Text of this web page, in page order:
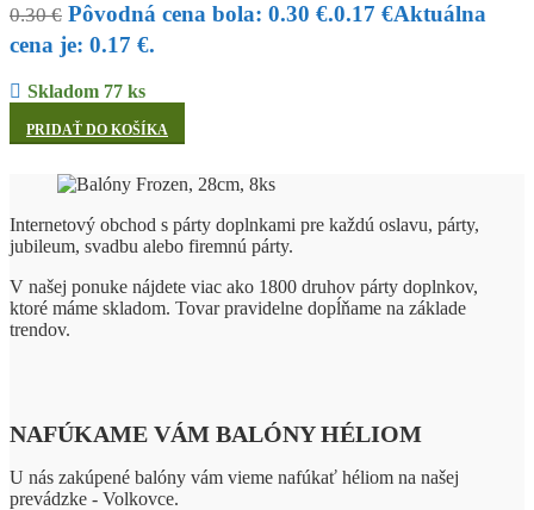
0.30€ Pôvodná cena bola: 0.30 €.0.17 €Aktuálna
cena je: 0.17 €.
Skladom 77 ks
PRIDAŤ DO KOŠÍKA
Internetový obchod s párty doplnkami pre každú oslavu, párty,
jubileum, svadbu alebo firemnú párty.
V našej ponuke nájdete viac ako 1800 druhov párty doplnkov,
ktoré máme skladom. Tovar pravidelne dopĺňame na základe
trendov.
NAFÚKAME VÁM BALÓNY HÉLIOM
U nás zakúpené balóny vám vieme nafúkať héliom na našej
prevádzke - Volkovce.